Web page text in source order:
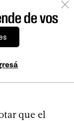
de vos
que el